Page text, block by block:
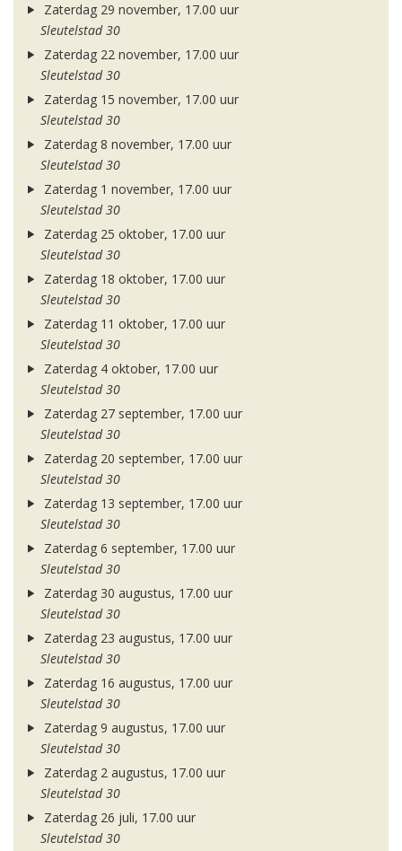
Zaterdag 29 november, 17.00 uur
Sleutelstad 30
Zaterdag 22 november, 17.00 uur
Sleutelstad 30
Zaterdag 15 november, 17.00 uur
Sleutelstad 30
Zaterdag 8 november, 17.00 uur
Sleutelstad 30
Zaterdag 1 november, 17.00 uur
Sleutelstad 30
Zaterdag 25 oktober, 17.00 uur
Sleutelstad 30
Zaterdag 18 oktober, 17.00 uur
Sleutelstad 30
Zaterdag 11 oktober, 17.00 uur
Sleutelstad 30
Zaterdag 4 oktober, 17.00 uur
Sleutelstad 30
Zaterdag 27 september, 17.00 uur
Sleutelstad 30
Zaterdag 20 september, 17.00 uur
Sleutelstad 30
Zaterdag 13 september, 17.00 uur
Sleutelstad 30
Zaterdag 6 september, 17.00 uur
Sleutelstad 30
Zaterdag 30 augustus, 17.00 uur
Sleutelstad 30
Zaterdag 23 augustus, 17.00 uur
Sleutelstad 30
Zaterdag 16 augustus, 17.00 uur
Sleutelstad 30
Zaterdag 9 augustus, 17.00 uur
Sleutelstad 30
Zaterdag 2 augustus, 17.00 uur
Sleutelstad 30
Zaterdag 26 juli, 17.00 uur
Sleutelstad 30